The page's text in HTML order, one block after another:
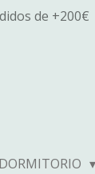
de +200€
DORMITORIO